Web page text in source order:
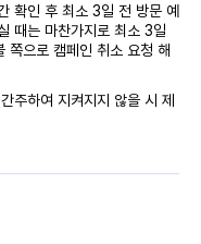
확인 후 최소 3일 전 방문 예
때는 마찬가지로 최소 3일
쪽으로 캠페인 취소 요청 해
주하여 지켜지지 않을 시 제